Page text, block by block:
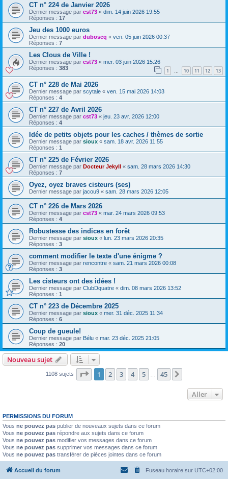
CT n° 224 de Janvier 2026
Dernier message par cst73 « dim. 14 juin 2026 19:55
Réponses : 17
Jeu des 1000 euros
Dernier message par duboscq « ven. 05 juin 2026 00:37
Réponses : 7
Les Clous de Ville !
Dernier message par cst73 « mer. 03 juin 2026 15:26
Réponses : 383 1 10 11 12 13
CT n° 228 de Mai 2026
Dernier message par scytale « ven. 15 mai 2026 14:03
Réponses : 4
CT n° 227 de Avril 2026
Dernier message par cst73 « jeu. 23 avr. 2026 12:00
Réponses : 4
Idée de petits objets pour les caches / thèmes de sortie
Dernier message par sioux « sam. 18 avr. 2026 11:55
Réponses : 1
CT n° 225 de Février 2026
Dernier message par Docteur Jekyll « sam. 28 mars 2026 14:30
Réponses : 7
Oyez, oyez braves cisteurs (ses)
Dernier message par jacou9 « sam. 28 mars 2026 12:05
CT n° 226 de Mars 2026
Dernier message par cst73 « mar. 24 mars 2026 09:53
Réponses : 4
Robustesse des indices en forêt
Dernier message par sioux « lun. 23 mars 2026 20:35
Réponses : 3
comment modifier le texte d'une énigme ?
Dernier message par rencontre « sam. 21 mars 2026 00:08
Réponses : 3
Les cisteurs ont des idées !
Dernier message par ClubDquatre « dim. 08 mars 2026 13:52
Réponses : 1
CT n° 223 de Décembre 2025
Dernier message par sioux « mer. 31 déc. 2025 11:34
Réponses : 6
Coup de gueule!
Dernier message par Bélu « mar. 23 déc. 2025 21:05
Réponses : 20
Nouveau sujet
1108 sujets Page 1sur45
1 2 3 4 5 … 45
Aller
PERMISSIONS DU FORUM
Vous ne pouvez pas publier de nouveaux sujets dans ce forum
Vous ne pouvez pas répondre aux sujets dans ce forum
Vous ne pouvez pas modifier vos messages dans ce forum
Vous ne pouvez pas supprimer vos messages dans ce forum
Vous ne pouvez pas transférer de pièces jointes dans ce forum
Accueil du forum Fuseau horaire sur UTC+02:00